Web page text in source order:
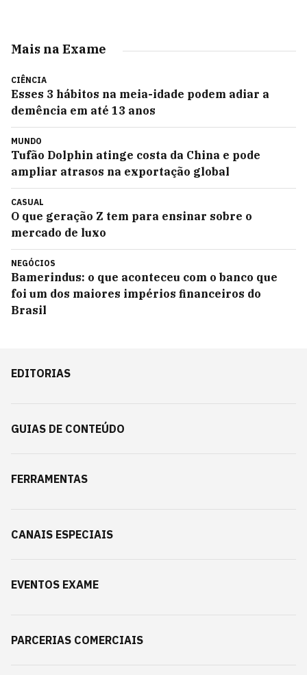
Mais na Exame
CIÊNCIA
Esses 3 hábitos na meia-idade podem adiar a
demência em até 13 anos
MUNDO
Tufão Dolphin atinge costa da China e pode
ampliar atrasos na exportação global
CASUAL
O que geração Z tem para ensinar sobre o
mercado de luxo
NEGÓCIOS
Bamerindus: o que aconteceu com o banco que
foi um dos maiores impérios financeiros do
Brasil
EDITORIAS
GUIAS DE CONTEÚDO
FERRAMENTAS
CANAIS ESPECIAIS
EVENTOS EXAME
PARCERIAS COMERCIAIS